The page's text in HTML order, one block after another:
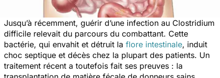
Jusqu’à récemment, guérir d’une infection au Clostridium
difficile relevait du parcours du combattant. Cette
bactérie, qui envahit et détruit la flore intestinale, induit
choc septique et décès chez la plupart des patients. Un
traitement récent a toutefois fait ses preuves : la